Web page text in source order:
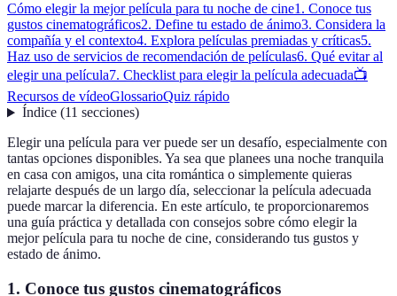
Cómo elegir la mejor película para tu noche de cine1. Conoce tus
gustos cinematográficos2. Define tu estado de ánimo3. Considera la
compañía y el contexto4. Explora películas premiadas y críticas5.
Haz uso de servicios de recomendación de películas6. Qué evitar al
elegir una película7. Checklist para elegir la película adecuada📺
Recursos de vídeoGlossarioQuiz rápido
Índice(11 secciones)
Elegir una película para ver puede ser un desafío, especialmente con
tantas opciones disponibles. Ya sea que planees una noche tranquila
en casa con amigos, una cita romántica o simplemente quieras
relajarte después de un largo día, seleccionar la película adecuada
puede marcar la diferencia. En este artículo, te proporcionaremos
una guía práctica y detallada con consejos sobre cómo elegir la
mejor película para tu noche de cine, considerando tus gustos y
estado de ánimo.
1. Conoce tus gustos cinematográficos